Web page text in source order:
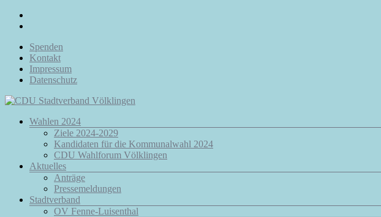
Zum
Inhalt
Spenden
Kontakt
Impressum
Datenschutz
CDU
Stadtverband
Völklingen
Euch.
Menü
Wahlen 2024
Ziele 2024-2029
Kandidaten für die Kommunalwahl 2024
CDU Wahlforum Völklingen
Aktuelles
Anträge
Pressemeldungen
Stadtverband
OV Fenne-Luisenthal